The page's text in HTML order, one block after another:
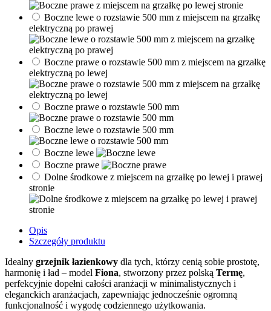
Boczne lewe o rozstawie 500 mm z miejscem na grzałkę
elektryczną po prawej
Boczne prawe o rozstawie 500 mm z miejscem na grzałkę
elektryczną po lewej
Boczne prawe o rozstawie 500 mm
Boczne lewe o rozstawie 500 mm
Boczne lewe
Boczne prawe
Dolne środkowe z miejscem na grzałkę po lewej i prawej
stronie
Opis
Szczegóły produktu
Idealny grzejnik łazienkowy dla tych, którzy cenią sobie prostotę,
harmonię i ład – model Fiona, stworzony przez polską Termę,
perfekcyjnie dopełni całości aranżacji w minimalistycznych i
eleganckich aranżacjach, zapewniając jednocześnie ogromną
funkcjonalność i wygodę codziennego użytkowania.